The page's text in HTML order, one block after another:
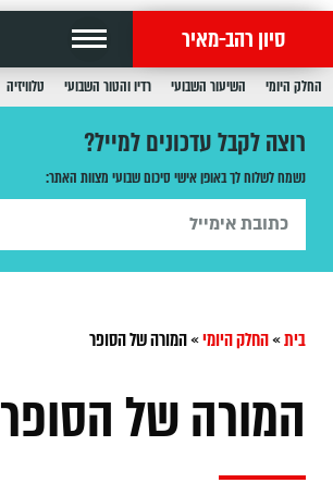
סיון רהב-מאיר
החלק היומי השיעור השבועי רדיו והטור השבועי טלוויזיה
רוצה לקבל עדכונים למייל?
נשמח לשלוח לך באופן אישי סיכום שבועי מצוות האתר:
בית»החלק היומי»המורה של הסופר
המורה של הסופר